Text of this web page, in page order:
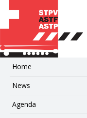
Home
News
Agenda